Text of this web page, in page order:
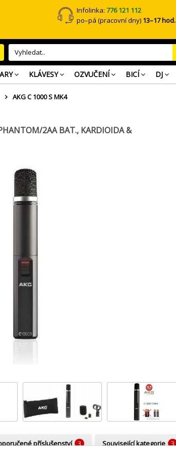
Infolinka:776 121 112
po–pá (pracovní dny) 13–17 hod.
KLÁVESY OZVUČENÍ BICÍ DJ
AKG C 1000 S MK4
2AA BAT., KARDIOIDA &
příslušenství 3 Související kategorie 3